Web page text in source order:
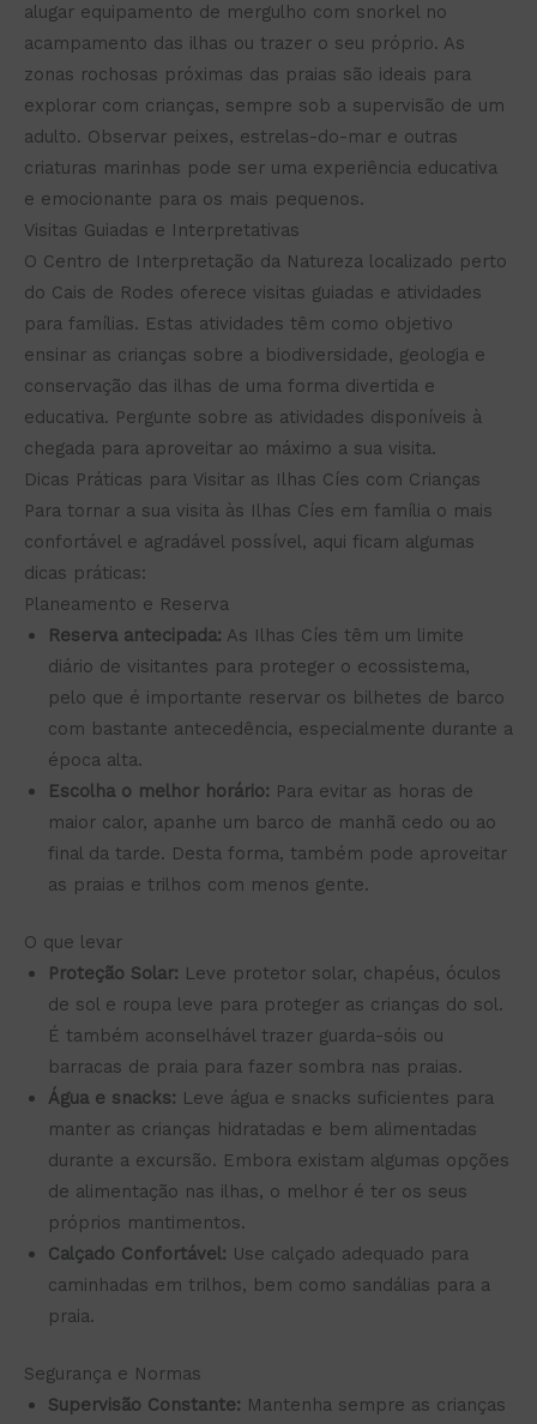
alugar equipamento de mergulho com snorkel no
acampamento das ilhas ou trazer o seu próprio. As
zonas rochosas próximas das praias são ideais para
explorar com crianças, sempre sob a supervisão de um
adulto. Observar peixes, estrelas-do-mar e outras
criaturas marinhas pode ser uma experiência educativa
e emocionante para os mais pequenos.
Visitas Guiadas e Interpretativas
O Centro de Interpretação da Natureza localizado perto
do Cais de Rodes oferece visitas guiadas e atividades
para famílias. Estas atividades têm como objetivo
ensinar as crianças sobre a biodiversidade, geologia e
conservação das ilhas de uma forma divertida e
educativa. Pergunte sobre as atividades disponíveis à
chegada para aproveitar ao máximo a sua visita.
Dicas Práticas para Visitar as Ilhas Cíes com Crianças
Para tornar a sua visita às Ilhas Cíes em família o mais
confortável e agradável possível, aqui ficam algumas
dicas práticas:
Planeamento e Reserva
Reserva antecipada: As Ilhas Cíes têm um limite
diário de visitantes para proteger o ecossistema,
pelo que é importante reservar os bilhetes de barco
com bastante antecedência, especialmente durante a
época alta.
Escolha o melhor horário: Para evitar as horas de
maior calor, apanhe um barco de manhã cedo ou ao
final da tarde. Desta forma, também pode aproveitar
as praias e trilhos com menos gente.
O que levar
Proteção Solar: Leve protetor solar, chapéus, óculos
de sol e roupa leve para proteger as crianças do sol.
É também aconselhável trazer guarda-sóis ou
barracas de praia para fazer sombra nas praias.
Água e snacks: Leve água e snacks suficientes para
manter as crianças hidratadas e bem alimentadas
durante a excursão. Embora existam algumas opções
de alimentação nas ilhas, o melhor é ter os seus
próprios mantimentos.
Calçado Confortável: Use calçado adequado para
caminhadas em trilhos, bem como sandálias para a
praia.
Segurança e Normas
Supervisão Constante: Mantenha sempre as crianças